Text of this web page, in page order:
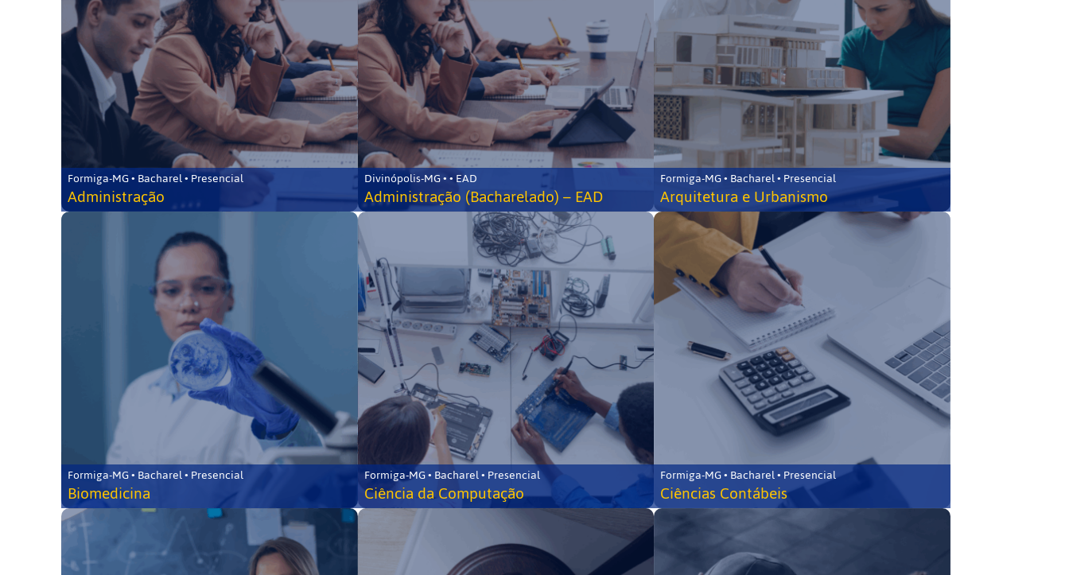
Formiga-MG • Bacharel • Presencial
Administração
Divinópolis-MG • • EAD
Administração (Bacharelado) – EAD
Formiga-MG • Bacharel • Presencial
Arquitetura e Urbanismo
Formiga-MG • Bacharel • Presencial
Biomedicina
Formiga-MG • Bacharel • Presencial
Ciência da Computação
Formiga-MG • Bacharel • Presencial
Ciências Contábeis